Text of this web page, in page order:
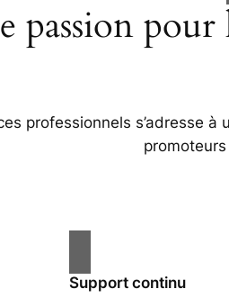
passion pour
professionnels s’adresse
Support continu